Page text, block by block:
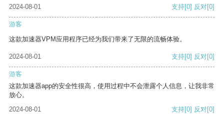
2024-08-01
支持[0] 反对[0]
游客
这款加速器VPM应用程序已经为我们带来了无限的流畅体验。
2024-08-01 支持[0] 反对[0]
游客
这款加速器app的安全性很高，使用过程中不会泄露个人信息，让我非常
放心。
2024-08-01
支持[0] 反对[0]